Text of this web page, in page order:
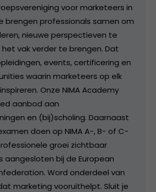
voor marketeers in
brengen professionals samen om
nieuwe perspectieven te
vak verder te brengen. Dat
events, certificering en
waarin marketeers op elk
Onze NIMA Academy
aanbod aan
en (bij)scholing. Daarnaast
doen op NIMA A-, B- of C-
groei zichtbaar
aangesloten bij de European
Word onderdeel van
marketing vooruithelpt. Sluit je